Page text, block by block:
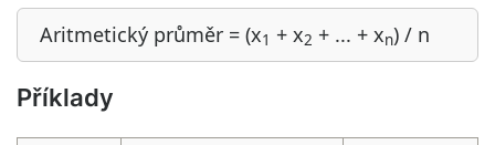
Aritmetický průměr = (x1 + x2 + ... + xn) / n
Příklady